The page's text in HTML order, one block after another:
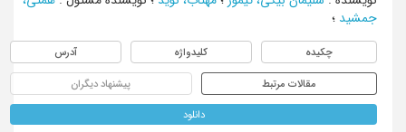
جمشید؛
چکیده کلیدواژه آدرس
مقالات مرتبط پیشنهاد دیگران
دانلود